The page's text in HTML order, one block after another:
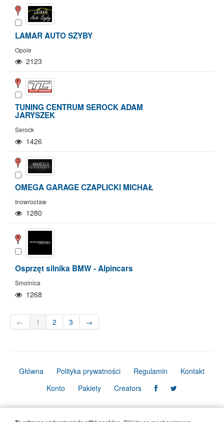
LAMAR AUTO SZYBY
Opole
2123
TUNING CENTRUM SEROCK ADAM
JARYSZEK
Serock
1426
OMEGA GARAGE CZAPLICKI MICHAŁ
Inowrocław
1280
Osprzęt silnika BMW - Alpincars
Smolnica
1268
← 1 2 3 →
Główna Polityka prywatności Regulamin
Kontakt
Konto
Pakiety Creators